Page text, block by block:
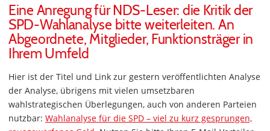
Eine Anregung für NDS-Leser: die Kritik der
SPD-Wahlanalyse bitte weiterleiten. An
Abgeordnete, Mitglieder, Funktionsträger in
Ihrem Umfeld
Hier ist der Titel und Link zur gestern veröffentlichten Analyse
der Analyse, übrigens mit vielen umsetzbaren
wahlstrategischen Überlegungen, auch von anderen Parteien
nutzbar: Wahlanalyse für die SPD – viel zu kurz gesprungen,